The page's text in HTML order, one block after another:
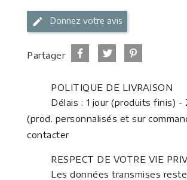
Donnez votre avis
Partager
POLITIQUE DE LIVRAISON
Délais : 1 jour (produits finis) -
(prod. personnalisés et sur
contacter
RESPECT DE VOTRE VIE
Les données transmises